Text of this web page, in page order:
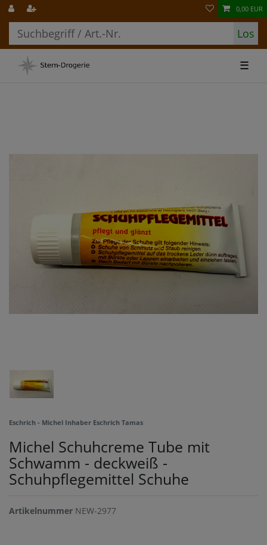
Los
0,00 EUR
☰
Eschrich - Michel Inhaber Eschrich Tamas
Michel Schuhcreme Tube mit
Schwamm - deckweiß -
Schuhpflegemittel Schuhe
Artikelnummer NEW-2977